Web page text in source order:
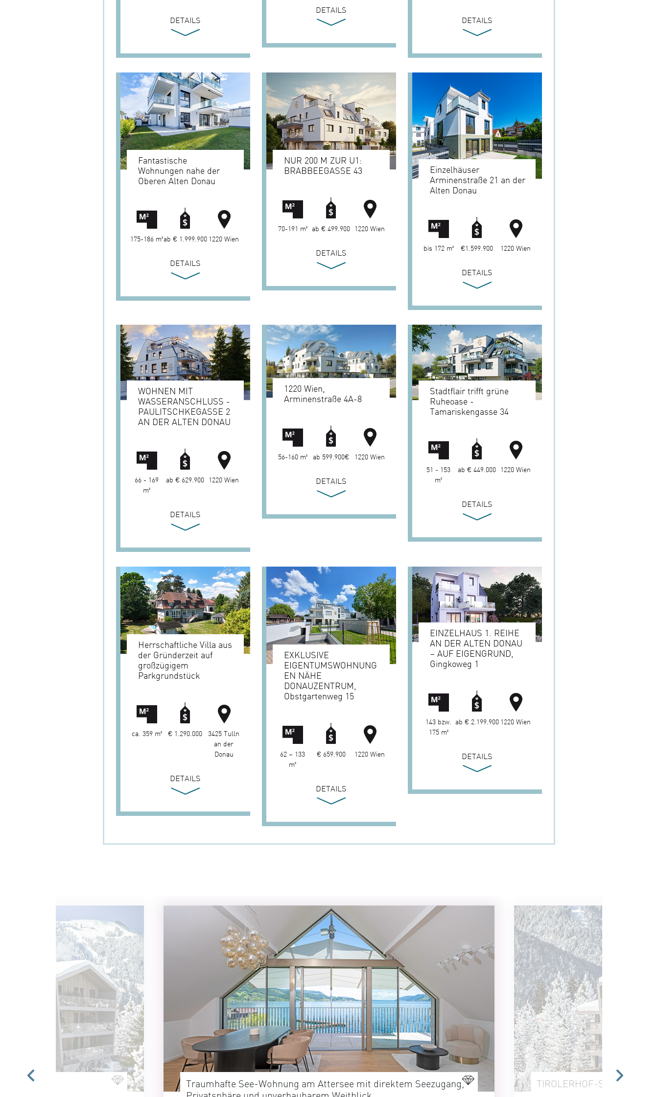
DETAILS
DETAILS
DETAILS
Fantastische
Wohnungen nahe der
Oberen Alten Donau
175-186 m²ab € 1.999.900 1220 Wien
DETAILS
NUR 200 M ZUR U1:
BRABBEEGASSE 43
70-191 m² ab € 499.900 1220 Wien
DETAILS
Einzelhäuser
Arminenstraße 21 an der
Alten Donau
bis 172 m² €1.599.900 1220 Wien
DETAILS
WOHNEN MIT
WASSERANSCHLUSS -
PAULITSCHKEGASSE 2
AN DER ALTEN DONAU
66 - 169
m²
ab € 629.900 1220 Wien
DETAILS
1220 Wien,
Arminenstraße 4A-8
56-160 m² ab 599.900€ 1220 Wien
DETAILS
Stadtflair trifft grüne
Ruheoase -
Tamariskengasse 34
51 - 153
m²
ab € 449.000 1220 Wien
DETAILS
Herrschaftliche Villa aus
der Gründerzeit auf
großzügigem
Parkgrundstück
ca. 359 m² € 1.290.000 3425 Tulln
an der
Donau
DETAILS
EXKLUSIVE
EIGENTUMSWOHNUNG
EN NÄHE
DONAUZENTRUM,
Obstgartenweg 15
62 – 133
m²
€ 659.900 1220 Wien
DETAILS
EINZELHAUS 1. REIHE
AN DER ALTEN DONAU
– AUF EIGENGRUND,
Gingkoweg 1
143 bzw.
175 m²
ab € 2.199.900 1220 Wien
DETAILS
Traumhafte See-Wohnung am Attersee mit direktem Seezugang,
TIROLERHOF-SUITEN